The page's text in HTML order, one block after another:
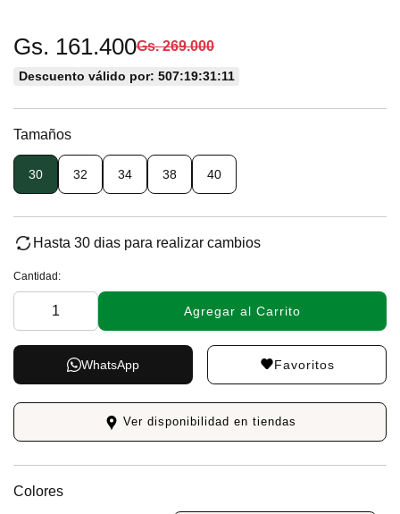
Gs. 161.400Gs. 269.000
Descuento válido por: 507:19:31:11
Tamaños
30 32 34 38 40
Hasta 30 dias para realizar cambios
Cantidad:
Agregar al Carrito
Favoritos
WhatsApp
Ver disponibilidad en tiendas
Colores